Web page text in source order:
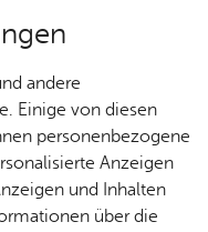
andere
Einige von diesen
personenbezogene
Anzeigen
und Inhalten
über die